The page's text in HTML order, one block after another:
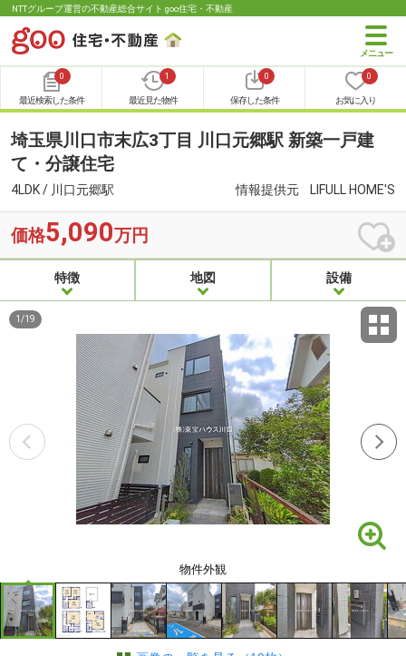
NTTグループ運営の不動産総合サイト goo住宅・不動産
0
最近検索した条件
1
最近見た物件
0
保存した条件
0
お気に入り
埼玉県川口市末広3丁目 川口元郷駅 新築一戸建
て・分譲住宅
4LDK / 川口元郷駅 情報提供元 LIFULL HOME'S
価格5,090万円
特徴 地図 設備
物件外観
1 /19